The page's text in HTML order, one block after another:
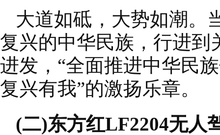
大道如砥，大势如潮。
复兴的中华民族，行进到
进发，“全面推进中华民
复兴有我”的激扬乐章。
(二)东方红LF2204无人